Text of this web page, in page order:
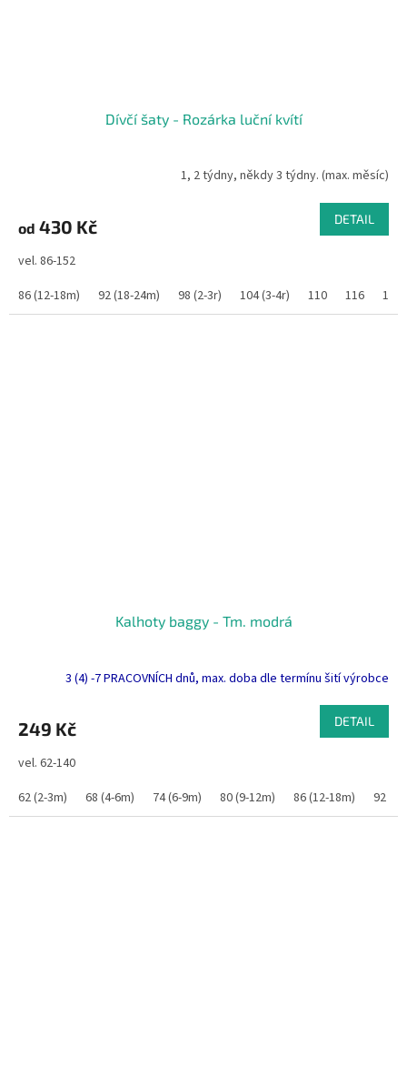
Dívčí šaty - Rozárka luční kvítí
1, 2 týdny, někdy 3 týdny. (max. měsíc)
od 430 Kč DETAIL
vel. 86-152
86 (12-18m)
92 (18-24m) 98 (2-3r) 104 (3-4r) 110 116 122
Kalhoty baggy - Tm. modrá
3 (4) -7 PRACOVNÍCH dnů, max. doba dle termínu šití výrobce
249 Kč DETAIL
vel. 62-140
62 (2-3m)
68 (4-6m) 74 (6-9m) 80 (9-12m) 86 (12-18m) 92